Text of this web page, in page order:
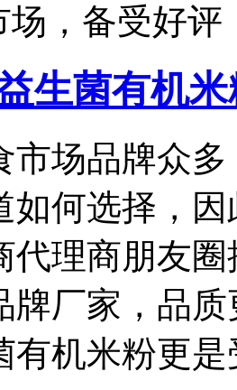
场，备受好评
生菌有机
市场品牌众
如何选择，
代理商朋友
牌厂家，品
有机米粉更